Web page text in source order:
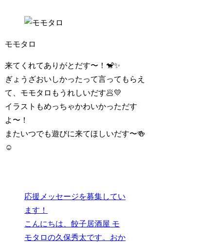
モモタロ
来てくれてありがとだす〜！🐒✨
ぎょうざおいしかったって言ってもらえ
て、モモタロもうれしいだす🥟💛
イラストもめっちゃかわいかっただす
よ〜！
またいつでも遊びに来てほしいだす〜🍻
☺️
応援メッセージを募集してい
ます！
こんにちは、餃子居酒屋 モ
モタロの久保秀太です。おか